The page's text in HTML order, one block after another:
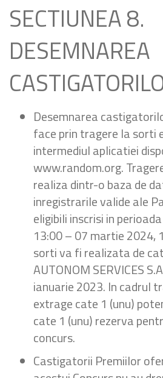
SECTIUNEA 8.
DESEMNAREA
Desemnarea
face prin tragere la sorti
intermediul aplicatiei
www.random.org.
realiza dintr-o baza de
inregistrarile valide ale
eligibili inscrisi in
13:00 – 07 martie 2024,
sorti va fi realizata de
AUTONOM SERVICES
ianuarie 2023. In cadrul
extrage cate 1 (unu)
cate 1 (unu) rezerva
concurs.
Castigatorii Premiilor